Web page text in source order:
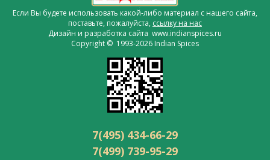
Если Вы будете использовать какой-либо материал с нашего сайта,
поставьте, пожалуйста, ссылку на нас
Дизайн и разработка сайта www.indianspices.ru
Copyright © 1993-2026 Indian Spices
7(495) 434-66-29
7(499) 739-95-29